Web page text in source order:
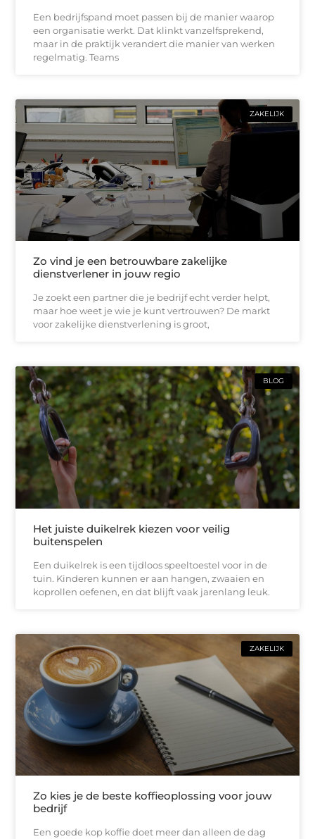
Een bedrijfspand moet passen bij de manier waarop
een organisatie werkt. Dat klinkt vanzelfsprekend,
maar in de praktijk verandert die manier van werken
regelmatig. Teams
ZAKELIJK
Zo vind je een betrouwbare zakelijke
dienstverlener in jouw regio
Je zoekt een partner die je bedrijf echt verder helpt,
maar hoe weet je wie je kunt vertrouwen? De markt
voor zakelijke dienstverlening is groot,
BLOG
Het juiste duikelrek kiezen voor veilig
buitenspelen
Een duikelrek is een tijdloos speeltoestel voor in de
tuin. Kinderen kunnen er aan hangen, zwaaien en
koprollen oefenen, en dat blijft vaak jarenlang leuk.
ZAKELIJK
Zo kies je de beste koffieoplossing voor jouw
bedrijf
Een goede kop koffie doet meer dan alleen de dag